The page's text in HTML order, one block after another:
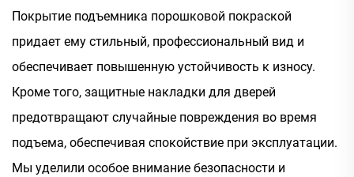
Покрытие подъемника порошковой покраской
придает ему стильный, профессиональный вид и
обеспечивает повышенную устойчивость к износу.
Кроме того, защитные накладки для дверей
предотвращают случайные повреждения во время
подъема, обеспечивая спокойствие при эксплуатации.
Мы уделили особое внимание безопасности и